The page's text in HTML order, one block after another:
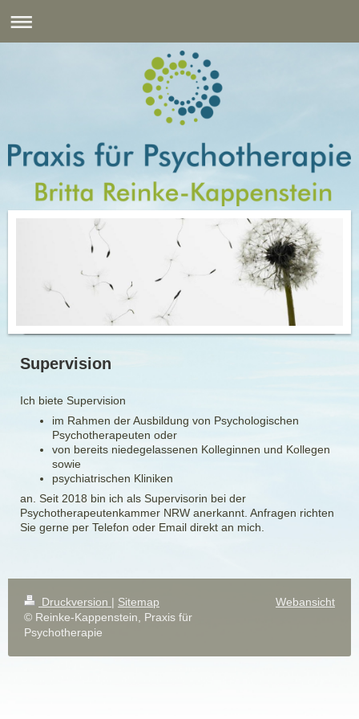
Supervision
Ich biete Supervision
im Rahmen der Ausbildung von Psychologischen
Psychotherapeuten oder
von bereits niedegelassenen Kolleginnen und Kollegen
sowie
psychiatrischen Kliniken
an. Seit 2018 bin ich als Supervisorin bei der
Psychotherapeutenkammer NRW anerkannt. Anfragen richten
Sie gerne per Telefon oder Email direkt an mich.
Druckversion | Sitemap
© Reinke-Kappenstein, Praxis für
Psychotherapie
Webansicht